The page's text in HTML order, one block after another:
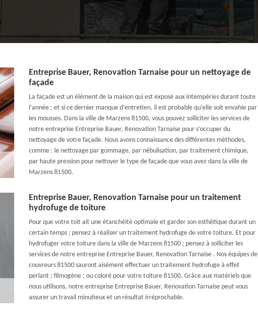
Entreprise Bauer, Renovation Tarnaise pour un nettoyage de
façade
La façade est un élément de la maison qui est exposé aux intempéries durant toute
l’année ; et si ce dernier manque d’entretien, il est probable qu’elle soit envahie par
les mousses. Dans la ville de Marzens 81500, vous pouvez solliciter les services de
notre entreprise Entreprise Bauer, Renovation Tarnaise pour s’occuper du
nettoyage de votre façade. Nous avons connaissance des différentes méthodes,
comme : le nettoyage par gommage, par nébulisation, par traitement chimique,
par haute pression pour nettoyer le type de façade que vous avez dans la ville de
Marzens 81500.
Entreprise Bauer, Renovation Tarnaise pour un traitement
hydrofuge de toiture
Pour que votre toit ait une étanchéité optimale et garder son esthétique durant un
certain temps ; pensez à réaliser un traitement hydrofuge de votre toiture. Et pour
hydrofuger votre toiture dans la ville de Marzens 81500 ; pensez à solliciter les
services de notre entreprise Entreprise Bauer, Renovation Tarnaise . Nos équipes de
couvreurs 81500 sauront aisément effectuer un traitement hydrofuge à effet
perlant ; filmogène ; ou coloré pour votre toiture 81500. Grâce aux matériels que
nous utilisons, notre entreprise Entreprise Bauer, Renovation Tarnaise peut vous
assurer un travail minutieux et un résultat irréprochable.